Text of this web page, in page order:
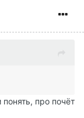
про почёт